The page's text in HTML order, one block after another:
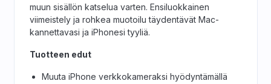
muun sisällön katselua varten. Ensiluokkainen
viimeistely ja rohkea muotoilu täydentävät Mac-
kannettavasi ja iPhonesi tyyliä.
Tuotteen edut
Muuta iPhone verkkokameraksi hyödyntämällä